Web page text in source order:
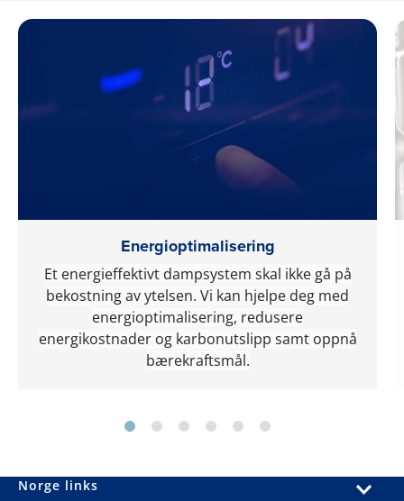
Energioptimalisering
Et energieffektivt dampsystem skal ikke gå på
bekostning av ytelsen. Vi kan hjelpe deg med
energioptimalisering, redusere
energikostnader og karbonutslipp samt oppnå
bærekraftsmål.
Norge links